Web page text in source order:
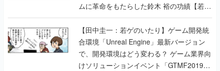
ムに革命をもたらした鈴木 裕の功績【若ゲ
のいたり】
【田中圭一：若ゲのいたり】ゲーム開発統
合環境「Unreal Engine」最新バージョン
で、開発環境はどう変わる？ ゲーム業界向
けソリューションイベント「GTMF2019」